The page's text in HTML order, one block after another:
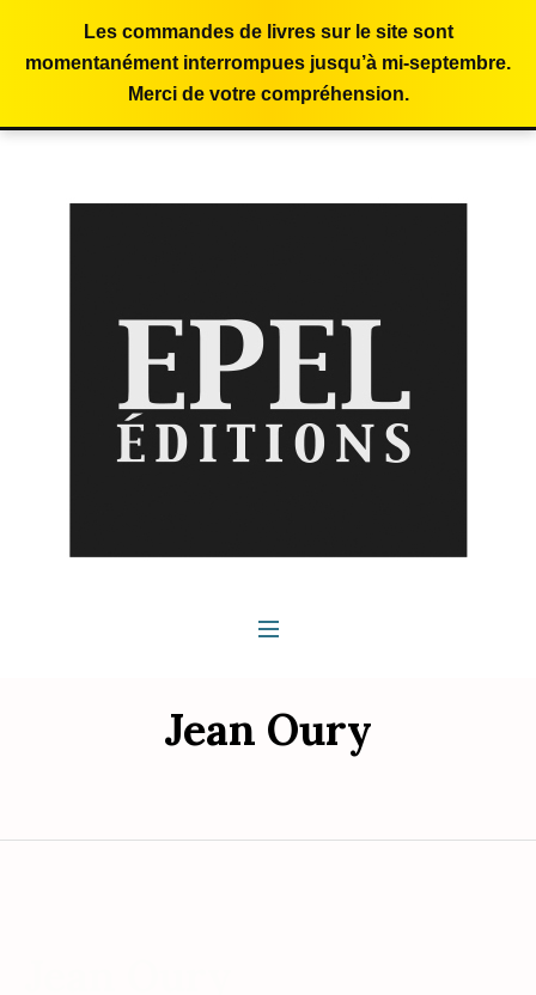
Les commandes de livres sur le site sont
momentanément interrompues jusqu’à mi-septembre.
Merci de votre compréhension.
Jean Oury